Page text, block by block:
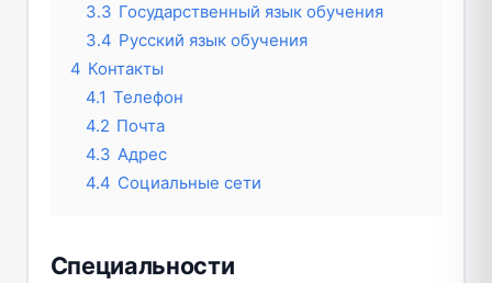
3.3 Государственный язык обучения
3.4 Русский язык обучения
4 Контакты
4.1 Телефон
4.2 Почта
4.3 Адрес
4.4 Социальные сети
Специальности